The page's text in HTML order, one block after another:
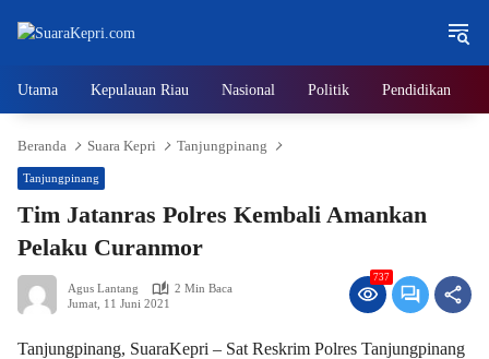
Utama Kepulauan Riau Nasional Politik Pendidikan
Beranda Suara Kepri Tanjungpinang
Tanjungpinang
Tim Jatanras Polres Kembali Amankan
Pelaku Curanmor
Agus Lantang
2 Min Baca
Jumat, 11 Juni 2021
737
Tanjungpinang, SuaraKepri – Sat Reskrim Polres Tanjungpinang